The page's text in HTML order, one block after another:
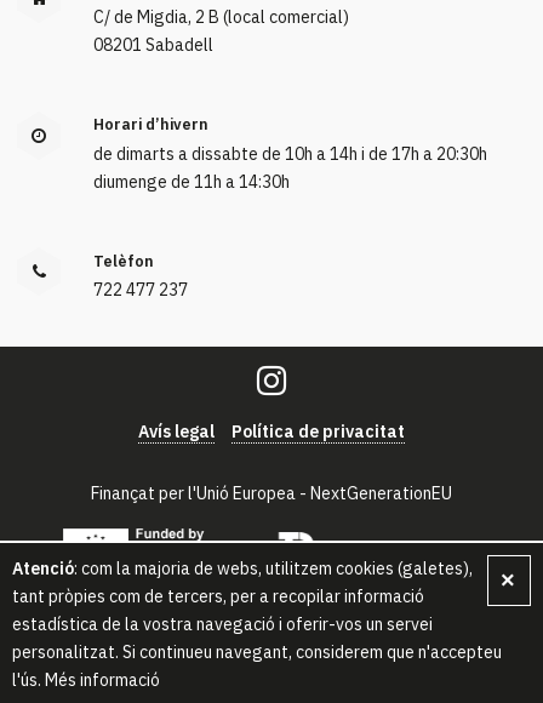
×
Atenció: com la majoria de webs, utilitzem cookies (galetes),
tant pròpies com de tercers, per a recopilar informació
estadística de la vostra navegació i oferir-vos un servei
personalitzat. Si continueu navegant, considerem que n'accepteu
l'ús. Més informació
C/ de Migdia, 2 B (local comercial)
08201 Sabadell
Horari d’hivern
de dimarts a dissabte de 10h a 14h i de 17h a 20:30h
diumenge de 11h a 14:30h
Telèfon
722 477 237
Avís legal Política de privacitat
Finançat per l'Unió Europea - NextGenerationEU
© Malapell - Tots els drets reservats.